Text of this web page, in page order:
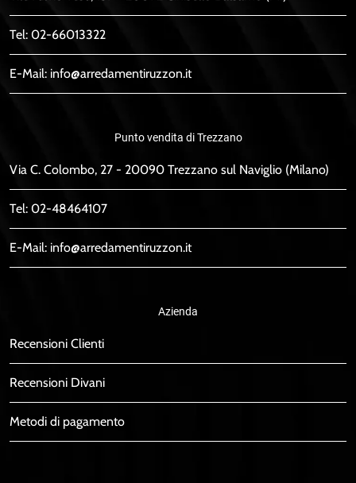
Tel: 02-66013322
E-Mail: info@arredamentiruzzon.it
Punto vendita di Trezzano
Via C. Colombo, 27 - 20090 Trezzano sul Naviglio (Milano)
Tel: 02-48464107
E-Mail: info@arredamentiruzzon.it
Azienda
Recensioni Clienti
Recensioni Divani
Metodi di pagamento